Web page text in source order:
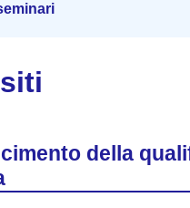
della